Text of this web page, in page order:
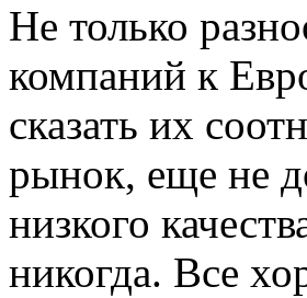
Не только
компаний к
сказать их
рынок, еще не
низкого
никогда. Все